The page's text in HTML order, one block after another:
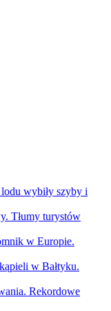
wybiły szyby i
Tłumy turystów
w Europie.
w Bałtyku.
Rekordowe